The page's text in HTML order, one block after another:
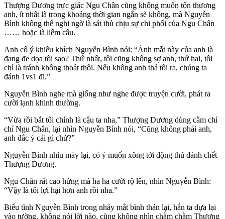
Thượng Dương trực giác Ngu Chân cũng không muốn tổn thương
anh, ít nhất là trong khoảng thời gian ngắn sẽ không, mà Nguyễn
Bình không thể nghi ngờ là sát thủ chịu sự chi phối của Ngu Chân
…… hoặc là liếm cẩu.
Anh cố ý khiêu khích Nguyễn Bình nói: “Ánh mắt này của anh là
đang đe dọa tôi sao? Thứ nhất, tôi cũng không sợ anh, thứ hai, tôi
chỉ là tránh không thoát thôi. Nếu không anh thả tôi ra, chúng ta
đánh 1vs1 đi.”
Nguyễn Bình nghe mà giống như nghe được truyện cười, phát ra
cười lạnh khinh thường.
“Vừa rồi bắt tôi chính là cậu ta nha,” Thượng Dương dùng cằm chỉ
chỉ Ngu Chân, lại nhìn Nguyễn Bình nói, “Cũng không phải anh,
anh đắc ý cái gì chứ?”
Nguyễn Bình nhíu mày lại, có ý muốn xông tới động thủ đánh chết
Thượng Dương.
Ngu Chân rất cao hứng mà ha ha cười rộ lên, nhìn Nguyễn Bình:
“Vậy là tôi lợi hại hơn anh rồi nha.”
Biểu tình Nguyễn Bình trong nháy mắt bình thản lại, hắn ta dựa lại
vào tường, không nói lời nào, cũng không nhìn chằm chằm Thượng